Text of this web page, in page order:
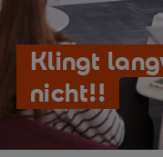
Klingt
nicht!!